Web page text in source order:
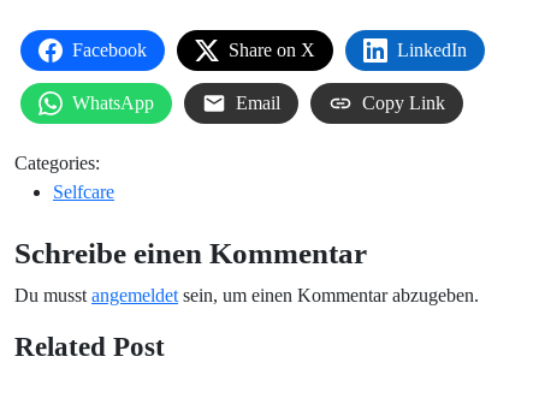
Facebook Share on X LinkedIn
WhatsApp Email Copy Link
Categories:
Selfcare
Schreibe einen Kommentar
Du musst angemeldet sein, um einen Kommentar abzugeben.
Related Post